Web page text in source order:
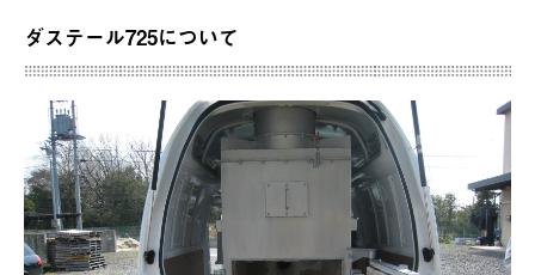
ダステール725について